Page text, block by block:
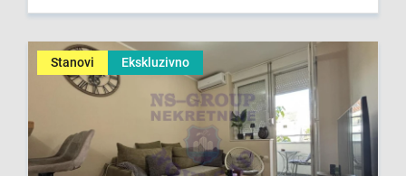
Stanovi Ekskluzivno